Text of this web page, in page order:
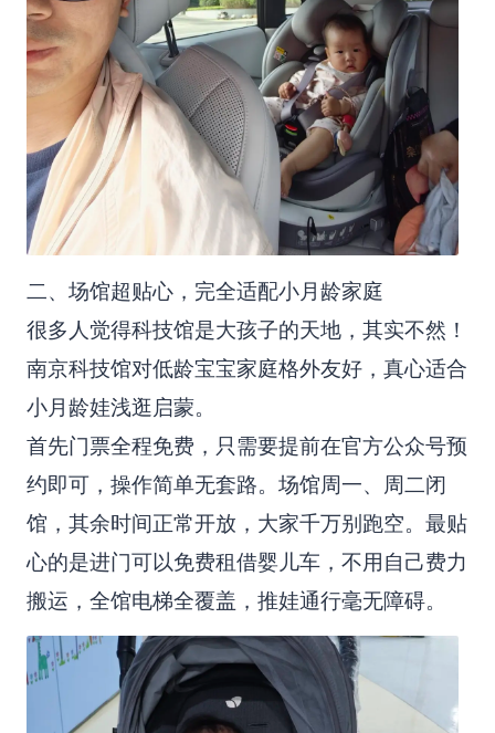
二、场馆超贴心，完全适配小月龄家庭
很多人觉得科技馆是大孩子的天地，其实不然！
南京科技馆对低龄宝宝家庭格外友好，真心适合
小月龄娃浅逛启蒙。
首先门票全程免费，只需要提前在官方公众号预
约即可，操作简单无套路。场馆周一、周二闭
馆，其余时间正常开放，大家千万别跑空。最贴
心的是进门可以免费租借婴儿车，不用自己费力
搬运，全馆电梯全覆盖，推娃通行毫无障碍。